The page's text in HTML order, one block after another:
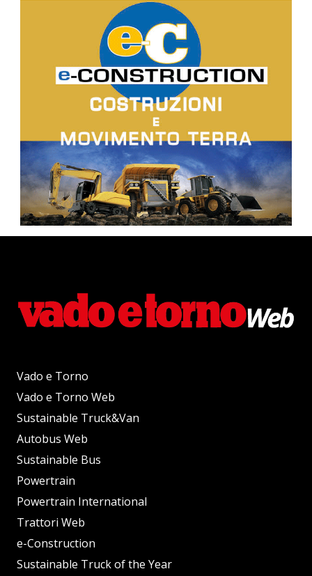
Vado e Torno
Vado e Torno Web
Sustainable Truck&Van
Autobus Web
Sustainable Bus
Powertrain
Powertrain International
Trattori Web
e-Construction
Sustainable Truck of the Year